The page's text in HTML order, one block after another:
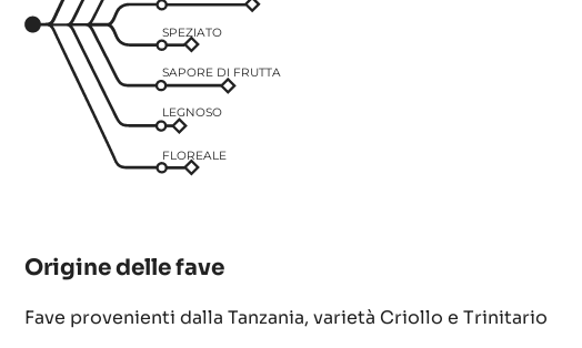
SPEZIATO
SAPORE DI FRUTTA
LEGNOSO
FLOREALE
Origine delle fave
Fave provenienti dalla Tanzania, varietà Criollo e Trinitario